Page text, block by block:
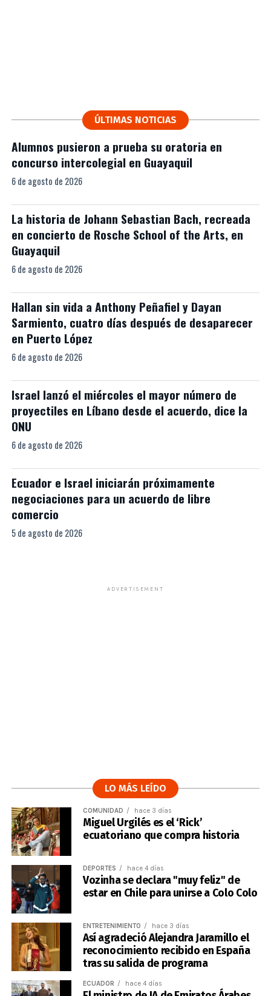
ÚLTIMAS NOTICIAS
Alumnos pusieron a prueba su oratoria en
concurso intercolegial en Guayaquil
6 de agosto de 2026
La historia de Johann Sebastian Bach, recreada
en concierto de Rosche School of the Arts, en
Guayaquil
6 de agosto de 2026
Hallan sin vida a Anthony Peñafiel y Dayan
Sarmiento, cuatro días después de desaparecer
en Puerto López
6 de agosto de 2026
Israel lanzó el miércoles el mayor número de
proyectiles en Líbano desde el acuerdo, dice la
ONU
6 de agosto de 2026
Ecuador e Israel iniciarán próximamente
negociaciones para un acuerdo de libre
comercio
5 de agosto de 2026
ADVERTISEMENT
LO MÁS LEÍDO
COMUNIDAD hace 3 días
Miguel Urgilés es el ‘Rick’
ecuatoriano que compra historia
DEPORTES hace 4 días
Vozinha se declara "muy feliz" de
estar en Chile para unirse a Colo Colo
ENTRETENIMIENTO hace 3 días
Así agradeció Alejandra Jaramillo el
reconocimiento recibido en España
tras su salida de programa
ECUADOR hace 4 días